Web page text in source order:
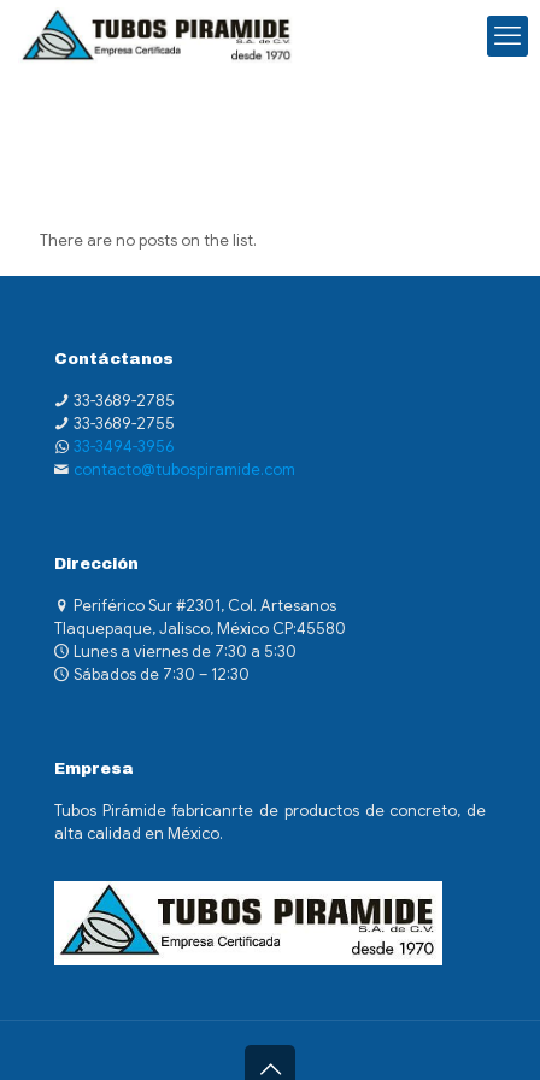
There are no posts on the list.
Contáctanos
33-3689-2785
33-3689-2755
33-3494-3956
contacto@tubospiramide.com
Dirección
Periférico Sur #2301, Col. Artesanos
Tlaquepaque, Jalisco, México CP:45580
Lunes a viernes de 7:30 a 5:30
Sábados de 7:30 – 12:30
Empresa
Tubos Pirámide fabricanrte de productos de concreto, de
alta calidad en México.